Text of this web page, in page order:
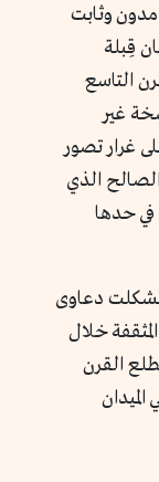
مدون وثابت
قِبلة
التاسع
غير
غرار تصور
الذي
في حدها
تشكلت دعاوى
خلال
القرن